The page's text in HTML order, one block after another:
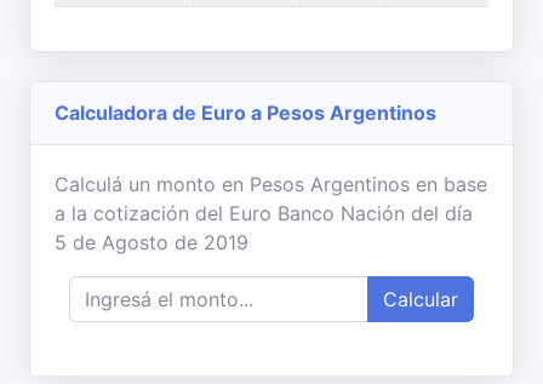
Calculadora de Euro a Pesos Argentinos
Calculá un monto en Pesos Argentinos en base
a la cotización del Euro Banco Nación del día
5 de Agosto de 2019
Calcular